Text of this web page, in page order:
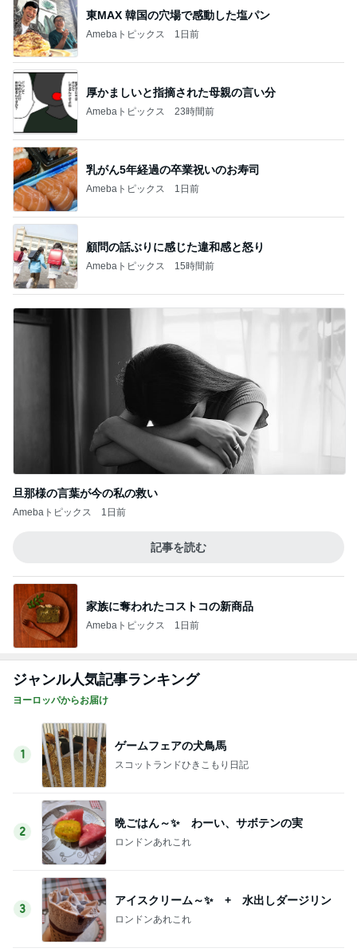
東MAX 韓国の穴場で感動した塩パン
Amebaトピックス 1日前
厚かましいと指摘された母親の言い分
Amebaトピックス 23時間前
乳がん5年経過の卒業祝いのお寿司
Amebaトピックス 1日前
顧問の話ぶりに感じた違和感と怒り
Amebaトピックス 15時間前
旦那様の言葉が今の私の救い
Amebaトピックス 1日前
記事を読む
家族に奪われたコストコの新商品
Amebaトピックス 1日前
ジャンル人気記事ランキング
ヨーロッパからお届け
1
ゲームフェアの犬鳥馬
スコットランドひきこもり日記
2
晩ごはん～✨ わーい、サボテンの実
ロンドンあれこれ
3
アイスクリーム～✨ + 水出しダージリン
ロンドンあれこれ